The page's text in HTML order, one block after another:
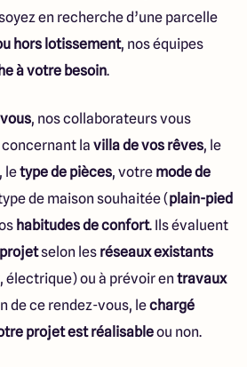
en recherche d’une parcelle
hors lotissement, nos équipes
à votre besoin.
, nos collaborateurs vous
la villa de vos rêves, le
, letype de pièces, votre mode de
de maison souhaitée (plain-pied
habitudes de confort. Ils évaluent
selon les réseaux existants
électrique) ou à prévoir en travaux
de ce rendez-vous, lechargé
projet est réalisableou non.